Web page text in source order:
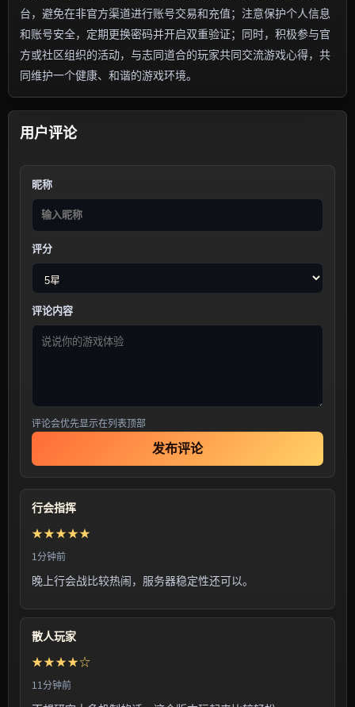
台，避免在非官方渠道进行账号交易和充值；注意保护个人信息
和账号安全，定期更换密码并开启双重验证；同时，积极参与官
方或社区组织的活动，与志同道合的玩家共同交流游戏心得，共
同维护一个健康、和谐的游戏环境。
用户评论
昵称
评分
评论内容
评论会优先显示在列表顶部
发布评论
行会指挥
★★★★★
1分钟前
晚上行会战比较热闹，服务器稳定性还可以。
散人玩家
★★★★☆
11分钟前